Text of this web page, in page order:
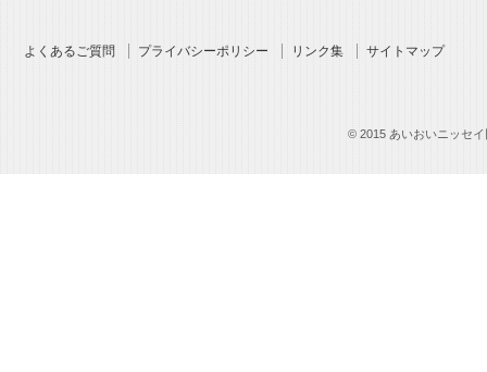
よくあるご質問 プライバシーポリシー リンク集 サイトマップ
© 2015 あいおいニッセ